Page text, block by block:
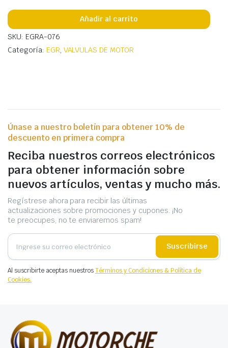
Añadir al carrito
SKU: EGRA-076
Categoría: EGR, VALVULAS DE MOTOR
Únase a nuestro boletín para obtener 10% de
descuento en primera compra
Reciba nuestros correos electrónicos
para obtener información sobre
nuevos artículos, ventas y mucho más.
Regístrese ahora para recibir las últimas
actualizaciones sobre promociones y cupones. ¡No
te preocupes, no te enviaremos spam!
Suscribirse
Al suscribirte aceptas nuestrosTérminos y Condiciones & Política de
Cookies.